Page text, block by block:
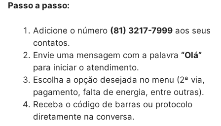
Passo a passo:
Adicione o número (81) 3217-7999 aos seus
contatos.
Envie uma mensagem com a palavra “Olá”
para iniciar o atendimento.
Escolha a opção desejada no menu (2ª via,
pagamento, falta de energia, entre outras).
Receba o código de barras ou protocolo
diretamente na conversa.